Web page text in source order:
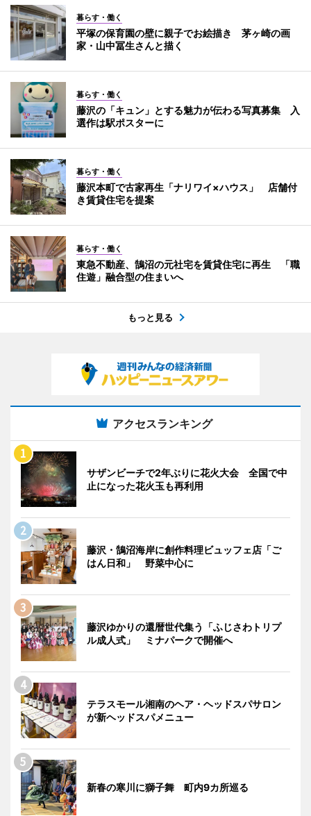
暮らす・働く
平塚の保育園の壁に親子でお絵描き 茅ヶ崎の画
家・山中冨生さんと描く
暮らす・働く
藤沢の「キュン」とする魅力が伝わる写真募集 入
選作は駅ポスターに
暮らす・働く
藤沢本町で古家再生「ナリワイ×ハウス」 店舗付
き賃貸住宅を提案
暮らす・働く
東急不動産、鵠沼の元社宅を賃貸住宅に再生 「職
住遊」融合型の住まいへ
もっと見る
アクセスランキング
サザンビーチで2年ぶりに花火大会 全国で中
止になった花火玉も再利用
藤沢・鵠沼海岸に創作料理ビュッフェ店「ご
はん日和」 野菜中心に
藤沢ゆかりの還暦世代集う「ふじさわトリプ
ル成人式」 ミナパークで開催へ
テラスモール湘南のヘア・ヘッドスパサロン
が新ヘッドスパメニュー
新春の寒川に獅子舞 町内9カ所巡る